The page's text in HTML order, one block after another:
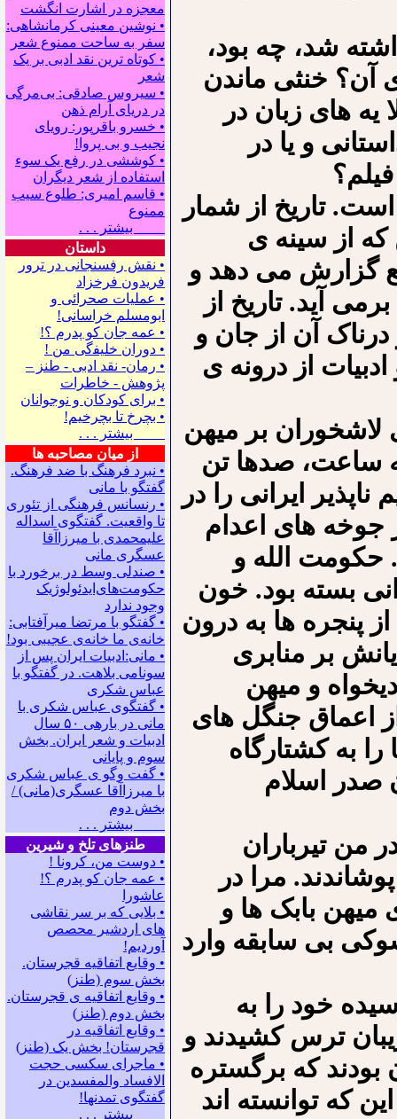
معجزه در اشارت انگشت
• نوشین معینی کرمانشاهی:
سفر به ساحت ممنوع شعر
• کوتاه ترین نقد ادبی بر یک
شعر
• سیروس صادقی: بی‌مرگی
در دریای آرام ذهن
• خسرو باقرپور: ﺭوﻳﺎﻯ
ﻧﺠﻴﺐ ﻭ ﺑﻰ ﭘﺮﻭﺍ!
• کوششی در رفع یک سوء
استفاده از شعر دیگران
• قاسم امیری: طلوع سیب
ممنوع
بیشتر . . .
داستان
• نقش رفسنجانی در ترور
فریدون فرخزاد
• عملیات صحرائی و
ابومسلم خراسانی!
• ﻋﻤﻪ ﺟﺎﻥ ﻛﻮ ﭘﺪﺭﻡ ؟!
• ﺩﻭﺭﺍﻥ ﺧﻠﻴﻔگی ﻣﻦ !
• رمان- نقد ادبی - طنز –
پژوهش - خاطرات
• ﺑﺮﺍﻯ ﻛﻮﺩﻛﺎﻥ ﻭ ﻧﻮﺟﻮﺍﻧﺎﻥ
• بچرخ تا بچرخیم!
بیشتر . . .
از میان مصاحبه ها
• نبرد فرهنگ با ضد فرهنگ.
گفتگو با ﻣﺎﻧﻰ
• رنسانس فرهنگی ‌از تئوری
‌تا واقعیت. گفتگوی اسداله
علیمحمدی با میرزاآقا
عسگری ‌مانی
• صندلی وسط در برخورد با
حکومت‌های‌ایدئولوژیک
وجود ندارد
• گفتگو با مرتضا میرآفتابی:
ﺧﺎﻧﻪﻯ ﻣﺎ ﺧﺎﻧﻪﻯ ﻋﺠﻴﺒﻰ ﺑﻮﺩ!
• مانی:ادبیات ایران پس از
سونامی بلاهت. در گفتگو با
عباس شکری
• گفتگوی عباس شکری با
مانی در باره‍ی ۵۰ سال
ادبیات و شعر ایران. بخش
سوم و پایانی
• گفت وگو ی عباس شکری
با میرزاآقا عسگری(مانی) /
بخش دوم
بیشتر . . .
طنزهای تلخ و شیرین
• دوست من، کرونا !
• ﻋﻤﻪ ﺟﺎﻥ ﻛﻮ ﭘﺪﺭﻡ ؟!
عاشورا
• بلایی که بر سر نقاشی
های اردشیر محصص
آوردیم!
• وقایع اتفاقیه قجرستان.
بخش سوم (طنز)
• وقایع اتفاقیه ی قجرستان.
بخش دوم (طنز)
• وقایع اتفاقیه در
قجرستان! بخش یک (طنز)
• ماجرای سکسی حجت
الافساد والمفسدین در
گفتگوی تمدنها!
بیشتر . . .
شد، چه بود،
آن؟ خنثی ماندن
یه های زبان در
و یا در
است. تاریخ از شمار
که از سینه ی
گزارش می دهد و
آید. تاریخ از
درناک آن از جان و
از درونه ی
۱۳۶۷ بالهای لاشخوران بر میهن
ساعت، صدها تن
ایرانی را در
جوخه های اعدام
حکومت الله و
بسته بود. خون
پنجره ها به درون
بر منابری
و میهن
اعماق جنگل های
به کشتارگاه
صدر اسلام
من تیرباران
مرا در
بابک ها و
بی سابقه وارد
خود را به
ترس کشیدند و
بودند که برگستره
که توانسته اند